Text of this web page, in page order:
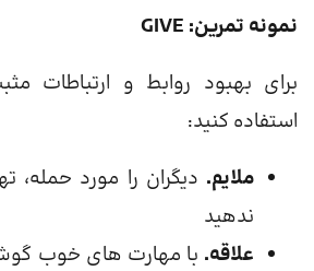
نمونه تمرین: GIVE
استفاده کنید:
ملایم. دیگران را مورد حمله،
ندهید
علاقه. با مهارت های خوب